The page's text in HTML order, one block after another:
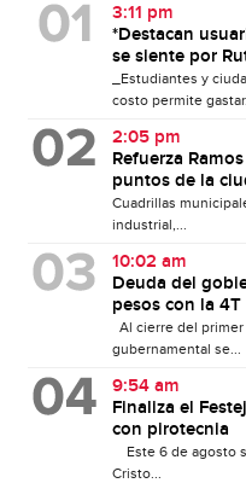
3:11 pm
*Destacan
se siente por
_Estudiantes y
costo permite
2:05 pm
Refuerza
puntos de la
Cuadrillas
industrial,...
10:02 am
Deuda del
pesos con la 4T
Al cierre del
gubernamental se...
9:54 am
Finaliza el
con pirotecnia
Este 6 de agosto
Cristo...